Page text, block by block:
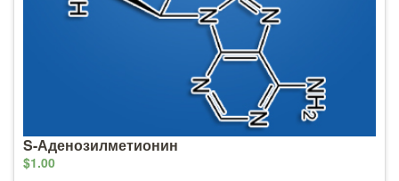
S-Аденозилметионин
$1.00